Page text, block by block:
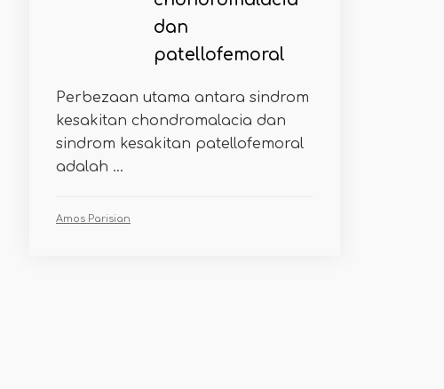
dan
patellofemoral
Perbezaan utama antara sindrom
kesakitan chondromalacia dan
sindrom kesakitan patellofemoral
adalah ...
Amos Parisian